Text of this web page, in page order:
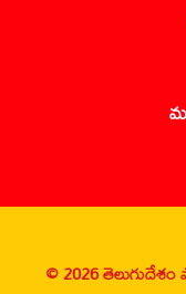
© 2026 తెలుగుదేశం